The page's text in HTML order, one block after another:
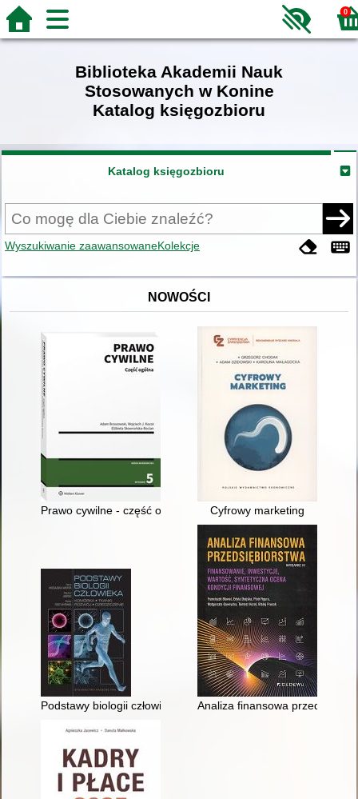
0
Biblioteka Akademii Nauk
Stosowanych w Konine
Katalog księgozbioru
Katalog księgozbioru
Wyszukiwanie zaawansowaneKolekcje
NOWOŚCI
Prawo cywilne - część ogólna Cyfrowy marketing
Podstawy biologii człowieka : komórka, tkanki, rozwój,
Analiza finansowa